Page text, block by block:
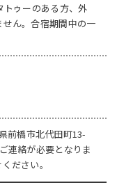
トゥーのある方、外
ん。合宿期間中の一
前橋市北代田町13-
絡が必要となりま
ださい。